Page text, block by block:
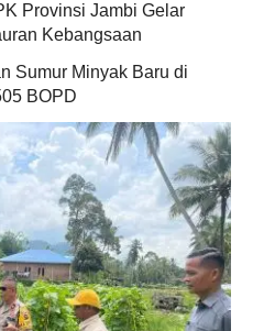
Provinsi Jambi Gelar
Kebangsaan
Sumur Minyak Baru di
BOPD